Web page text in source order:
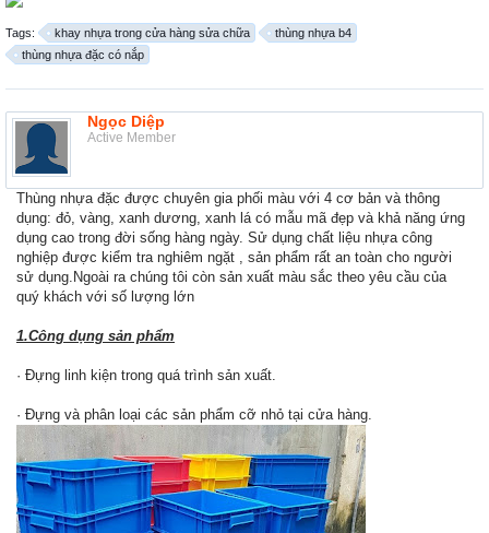
Tags: khay nhựa trong cửa hàng sửa chữa
thùng nhựa b4
thùng nhựa đặc có nắp
Ngọc Diệp
Active Member
Thùng nhựa đặc được chuyên gia phối màu với 4 cơ bản và thông
dụng: đỏ, vàng, xanh dương, xanh lá có mẫu mã đẹp và khả năng ứng
dụng cao trong đời sống hàng ngày. Sử dụng chất liệu nhựa công
nghiệp được kiểm tra nghiêm ngặt , sản phẩm rất an toàn cho người
sử dụng.Ngoài ra chúng tôi còn sản xuất màu sắc theo yêu cầu của
quý khách với số lượng lớn
1.Công dụng sản phẩm
· Đựng linh kiện trong quá trình sản xuất.
· Đựng và phân loại các sản phẩm cỡ nhỏ tại cửa hàng.